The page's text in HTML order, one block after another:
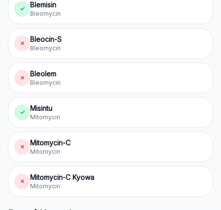
✓ Blemisin
Bleomycin
✗ Bleocin-S
Bleomycin
✗ Bleolem
Bleomycin
✓ Misintu
Mitomycin
✗ Mitomycin-C
Mitomycin
✗ Mitomycin-C Kyowa
Mitomycin